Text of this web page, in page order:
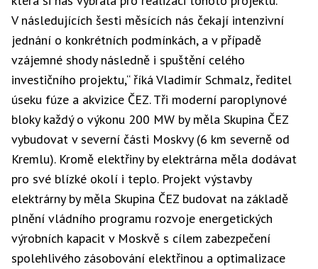
V následujících šesti měsících nás čekají intenzivní
jednání o konkrétních podmínkách, a v případě
vzájemné shody následně i spuštění celého
investičního projektu,“ říká Vladimír Schmalz, ředitel
úseku fúze a akvizice ČEZ. Tři moderní paroplynové
bloky každý o výkonu 200 MW by měla Skupina ČEZ
vybudovat v severní části Moskvy (6 km severně od
Kremlu). Kromě elektřiny by elektrárna měla dodávat
pro své blízké okolí i teplo. Projekt výstavby
elektrárny by měla Skupina ČEZ budovat na základě
plnění vládního programu rozvoje energetických
výrobních kapacit v Moskvě s cílem zabezpečení
spolehlivého zásobování elektřinou a optimalizace